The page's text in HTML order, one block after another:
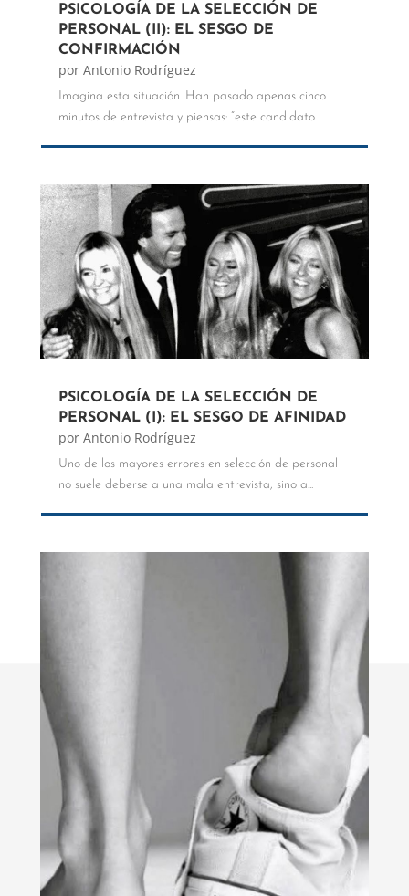
PSICOLOGÍA DE LA SELECCIÓN DE
PERSONAL (II): EL SESGO DE
CONFIRMACIÓN
por Antonio Rodríguez
Imagina esta situación. Han pasado apenas cinco
minutos de entrevista y piensas: “este candidato...
PSICOLOGÍA DE LA SELECCIÓN DE
PERSONAL (I): EL SESGO DE AFINIDAD
por Antonio Rodríguez
Uno de los mayores errores en selección de personal
no suele deberse a una mala entrevista, sino a...